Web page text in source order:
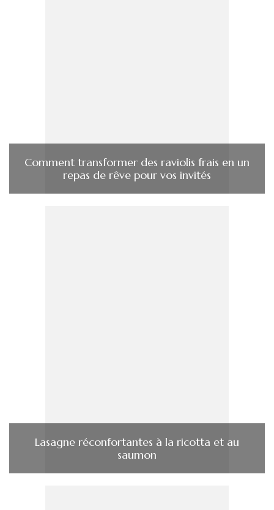
Comment transformer des raviolis frais en un
repas de rêve pour vos invités
Lasagne réconfortantes à la ricotta et au
saumon